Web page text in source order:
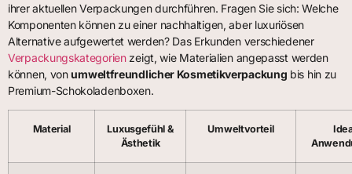
ihrer aktuellen Verpackungen durchführen. Fragen Sie sich: Welche
Komponenten können zu einer nachhaltigen, aber luxuriösen
Alternative aufgewertet werden? Das Erkunden verschiedener
Verpackungskategorienzeigt, wie Materialien angepasst werden
können, vonumweltfreundlicher Kosmetikverpackung bis hin zu
Premium-Schokoladenboxen.
Material
Luxusgefühl &
Ästhetik
Umweltvorteil